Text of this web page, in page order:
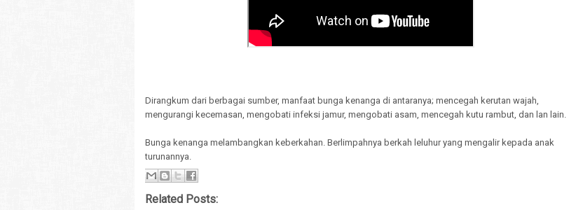
Dirangkum dari berbagai sumber, manfaat bunga kenanga di antaranya; mencegah kerutan wajah,
mengurangi kecemasan, mengobati infeksi jamur, mengobati asam, mencegah kutu rambut, dan lan lain.
Bunga kenanga melambangkan keberkahan. Berlimpahnya berkah leluhur yang mengalir kepada anak
turunannya.
Related Posts: